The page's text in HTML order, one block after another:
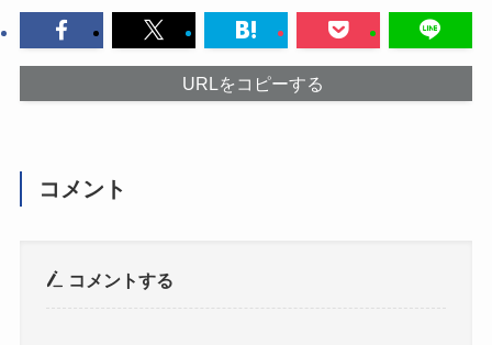
URLをコピーする
コメント
コメントする